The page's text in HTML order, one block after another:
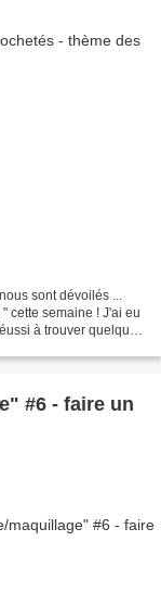
sont dévoilés ...
cette semaine ! J'ai eu
à trouver quelques
#6 - faire un